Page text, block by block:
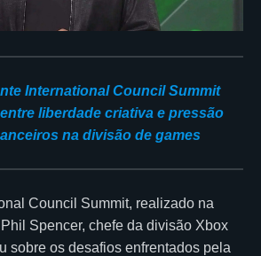
International Council Summit
liberdade criativa e pressão
na divisão de games
Council Summit, realizado na
Spencer, chefe da divisão Xbox
sobre os desafios enfrentados pela